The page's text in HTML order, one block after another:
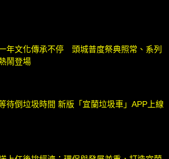
年文化傳承不停 頭城普度祭典照常、系列
鬧登場
待倒垃圾時間 新版「宜蘭垃圾車」APP上線